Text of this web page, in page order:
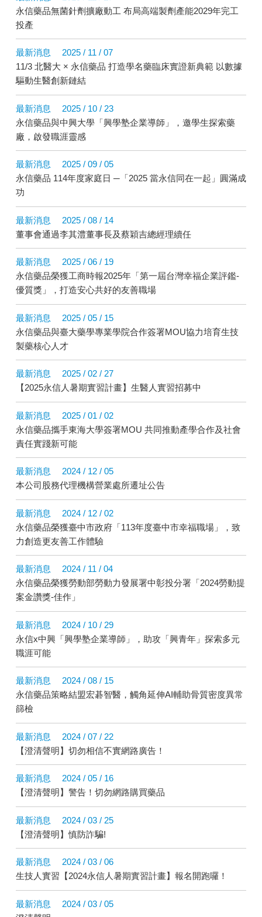
永信藥品無菌針劑擴廠動工 布局高端製劑產能2029年完工
投產
最新消息
2025 / 11 / 07
11/3 北醫大 × 永信藥品 打造學名藥臨床實證新典範 以數據
驅動生醫創新鏈結
最新消息
2025 / 10 / 23
永信藥品與中興大學「興學塾企業導師」，邀學生探索藥
廠，啟發職涯靈感
最新消息
2025 / 09 / 05
永信藥品 114年度家庭日 ─「2025 當永信同在一起」圓滿成
功
最新消息
2025 / 08 / 14
董事會通過李其澧董事長及蔡穎吉總經理續任
最新消息
2025 / 06 / 19
永信藥品榮獲工商時報2025年「第一屆台灣幸福企業評鑑-
優質獎」，打造安心共好的友善職場
最新消息
2025 / 05 / 15
永信藥品與臺大藥學專業學院合作簽署MOU協力培育生技
製藥核心人才
最新消息
2025 / 02 / 27
【2025永信人暑期實習計畫】生醫人實習招募中
最新消息
2025 / 01 / 02
永信藥品攜手東海大學簽署MOU 共同推動產學合作及社會
責任實踐新可能
最新消息
2024 / 12 / 05
本公司股務代理機構營業處所遷址公告
最新消息
2024 / 12 / 02
永信藥品榮獲臺中市政府「113年度臺中市幸福職場」，致
力創造更友善工作體驗
最新消息
2024 / 11 / 04
永信藥品榮獲勞動部勞動力發展署中彰投分署「2024勞動提
案金讚獎-佳作」
最新消息
2024 / 10 / 29
永信x中興「興學塾企業導師」，助攻「興青年」探索多元
職涯可能
最新消息
2024 / 08 / 15
永信藥品策略結盟宏碁智醫，觸角延伸AI輔助骨質密度異常
篩檢
最新消息
2024 / 07 / 22
【澄清聲明】切勿相信不實網路廣告！
最新消息
2024 / 05 / 16
【澄清聲明】警告！切勿網路購買藥品
最新消息
2024 / 03 / 25
【澄清聲明】慎防詐騙!
最新消息
2024 / 03 / 06
生技人實習【2024永信人暑期實習計畫】報名開跑囉！
最新消息
2024 / 03 / 05